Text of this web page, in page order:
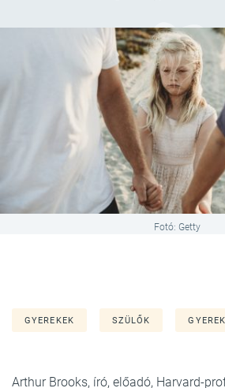
Fotó: Getty
GYEREKEK SZÜLŐK
Arthur Brooks, író, előadó, Harvard-